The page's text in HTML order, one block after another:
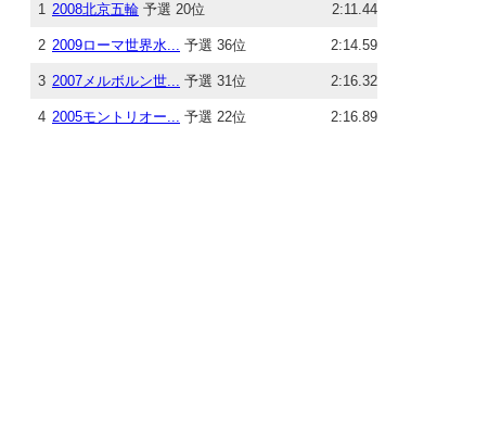
1 2008北京五輪 予選 20位 2:11.44
2 2009ローマ世界水... 予選 36位 2:14.59
3 2007メルボルン世... 予選 31位 2:16.32
4 2005モントリオー... 予選 22位 2:16.89